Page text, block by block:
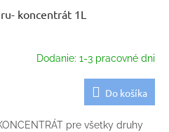
koncentrát 1L
Dodanie: 1-3 pracovné dni
Do košíka
pre všetky druhy